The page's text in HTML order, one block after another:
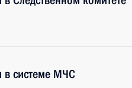
в системе МЧС